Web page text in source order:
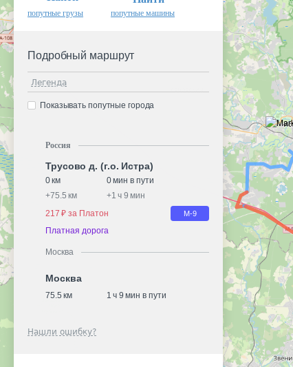
попутные грузы попутные машины
Подробный маршрут
Легенда
Показывать попутные города
Россия
Трусово д. (г.о. Истра)
0 км
0 мин в пути
+75.5 км +1 ч 9 мин
217 ₽ за Платон
М-9
Платная дорога
Москва
Москва
75.5 км 1 ч 9 мин в пути
Нашли ошибку?